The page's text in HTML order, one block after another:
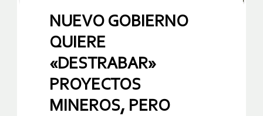
NUEVO GOBIERNO
QUIERE
«DESTRABAR»
PROYECTOS
MINEROS, PERO